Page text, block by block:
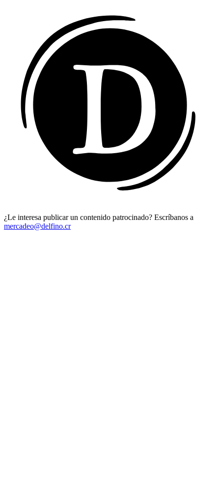
¿Le interesa publicar un contenido patrocinado? Escríbanos a
mercadeo@delfino.cr